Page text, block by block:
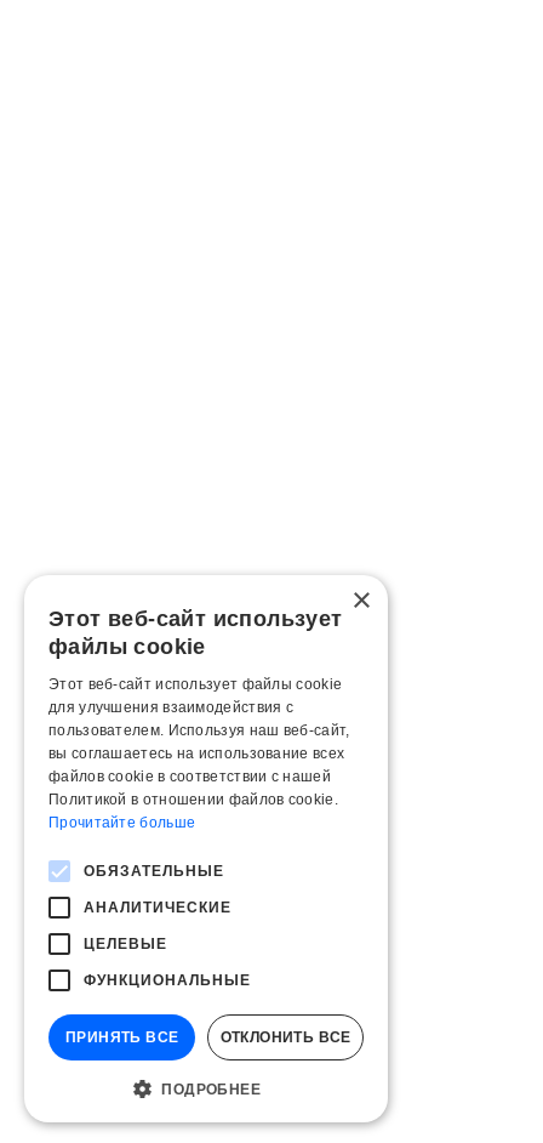
×
Этот веб-сайт использует
файлы cookie
Этот веб-сайт использует файлы cookie
для улучшения взаимодействия с
пользователем. Используя наш веб-сайт,
вы соглашаетесь на использование всех
файлов cookie в соответствии с нашей
Политикой в ​​отношении файлов cookie.
Прочитайте больше
ОБЯЗАТЕЛЬНЫЕ
АНАЛИТИЧЕСКИЕ
ЦЕЛЕВЫЕ
ФУНКЦИОНАЛЬНЫЕ
ПРИНЯТЬ ВСЕ ОТКЛОНИТЬ ВСЕ
ПОДРОБНЕЕ